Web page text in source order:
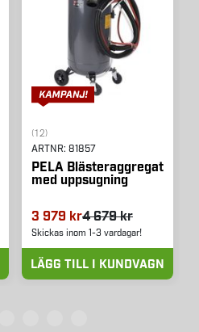
(12)
ARTNR: 81857
PELA Blästeraggregat
med uppsugning
3 979 kr4 679 kr
Skickas inom 1-3 vardagar!
LÄGG TILL I KUNDVAGN